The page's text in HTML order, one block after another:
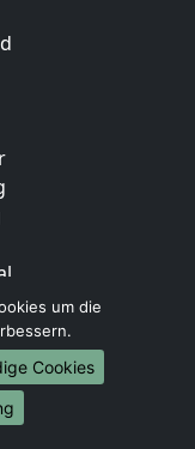
um die
Cookies